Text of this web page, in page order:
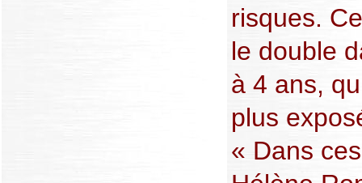
risques.
le double
à 4 ans,
plus
« Dans